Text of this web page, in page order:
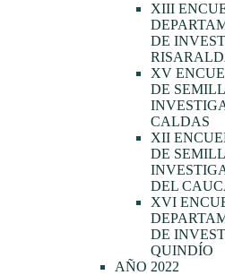
XIII
DE
XV
DE
CALDAS
XII
DE
DEL
XVI
DE
QUINDÍO
AÑO 2022